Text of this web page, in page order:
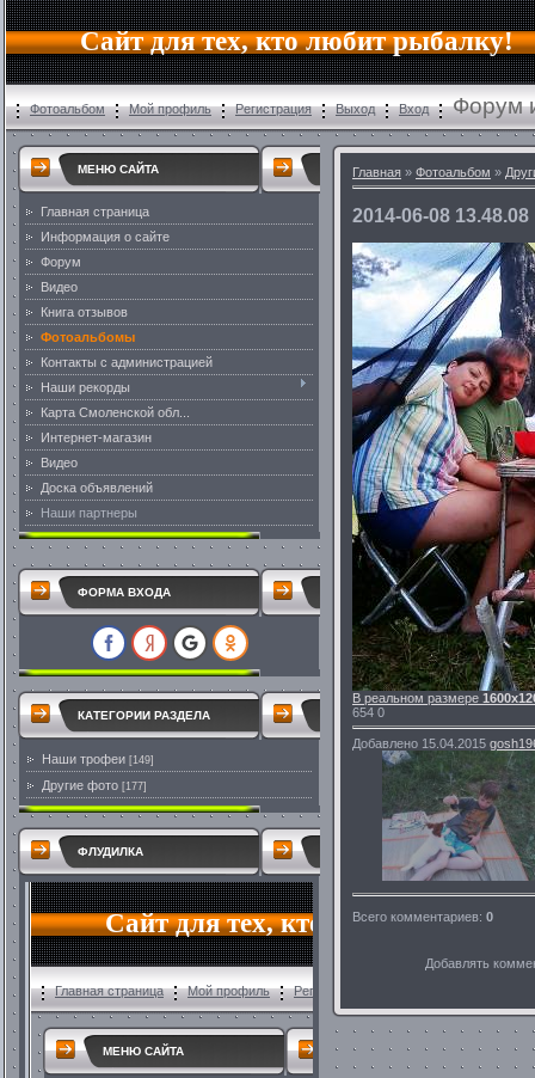
Сайт для тех, кто любит рыбалку!
Фотоальбом Мой профиль Регистрация Выход Вход Форум
МЕНЮ САЙТА
Главная страница
Информация о сайте
Форум
Видео
Книга отзывов
Фотоальбомы
Контакты с администрацией
Наши рекорды
Карта Смоленской обл...
Интернет-магазин
Видео
Доска объявлений
Наши партнеры
ФОРМА ВХОДА
КАТЕГОРИИ РАЗДЕЛА
Наши трофеи [149]
Другие фото [177]
ФЛУДИЛКА
Главная » Фотоальбом »
2014-06-08 13.48.08
В реальном размере
654 0
Добавлено 15.04.2015
Всего комментариев: 0
Добавлять